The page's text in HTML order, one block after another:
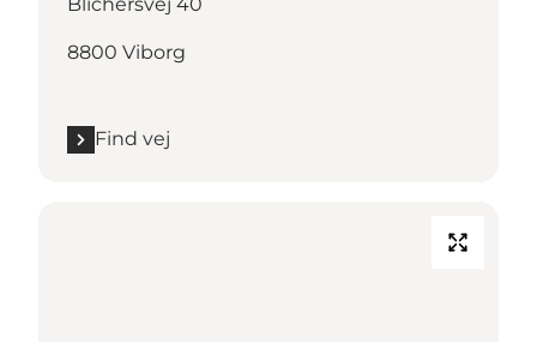
Blichersvej 40
8800 Viborg
Find vej